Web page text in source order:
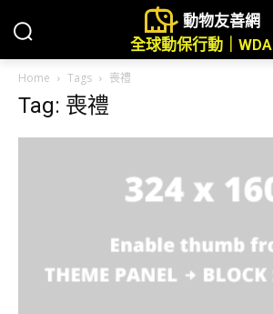
動物友善網
全球動保行動｜WDA
Home Tags 喪禮
Tag: 喪禮